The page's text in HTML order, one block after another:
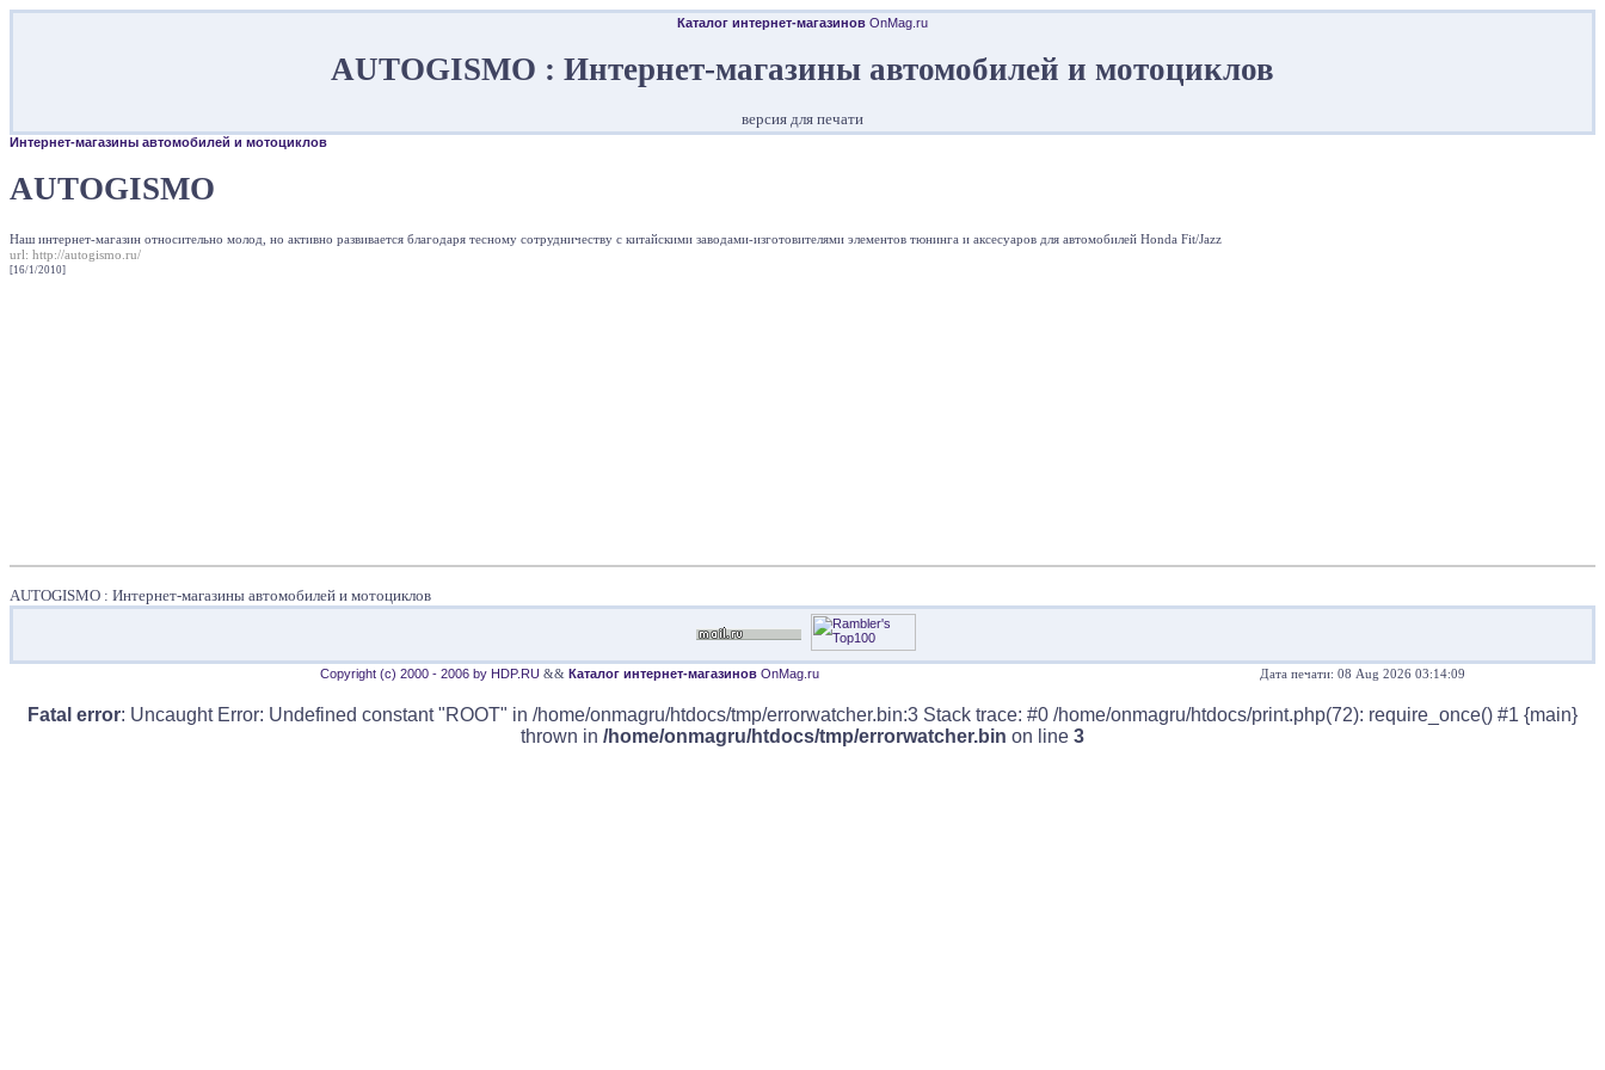
Каталог интернет-магазинов OnMag.ru
AUTOGISMO : Интернет-магазины автомобилей и мотоциклов
версия для печати
Интернет-магазины автомобилей и мотоциклов
AUTOGISMO
Наш интернет-магазин относительно молод, но активно развивается благодаря тесному сотрудничеству с китайскими заводами-изготовителями элементов тюнинга и аксесуаров для автомобилей Honda Fit/Jazz
url: http://autogismo.ru/
[16/1/2010]
AUTOGISMO : Интернет-магазины автомобилей и мотоциклов
Copyright (c) 2000 - 2006 by HDP.RU && Каталог интернет-магазиновOnMag.ru Дата печати: 08 Aug 2026 03:14:09
Fatal error: Uncaught Error: Undefined constant "ROOT" in /home/onmagru/htdocs/tmp/errorwatcher.bin:3 Stack trace: #0 /home/onmagru/htdocs/print.php(72): require_once() #1 {main}
thrown in /home/onmagru/htdocs/tmp/errorwatcher.bin on line 3